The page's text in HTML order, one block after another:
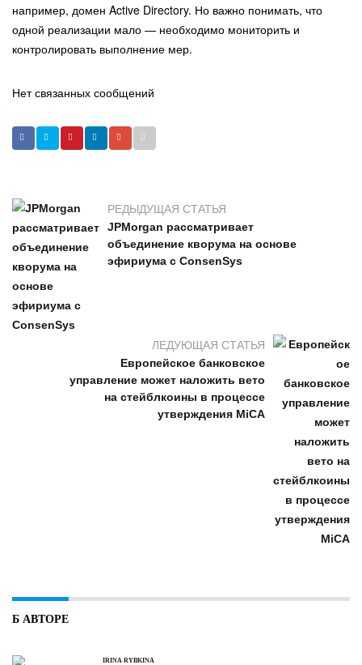
например, домен Active Directory. Но важно понимать, что
одной реализации мало — необходимо мониторить и
контролировать выполнение мер.
Нет связанных сообщений
РЕДЫДУЩАЯ СТАТЬЯ
JPMorgan рассматривает
объединение кворума на основе
эфириума с ConsenSys
ЛЕДУЮЩАЯ СТАТЬЯ
Европейское банковское
управление может наложить вето
на стейблкоины в процессе
утверждения MiCA
Б АВТОРЕ
IRINA RYBKINA